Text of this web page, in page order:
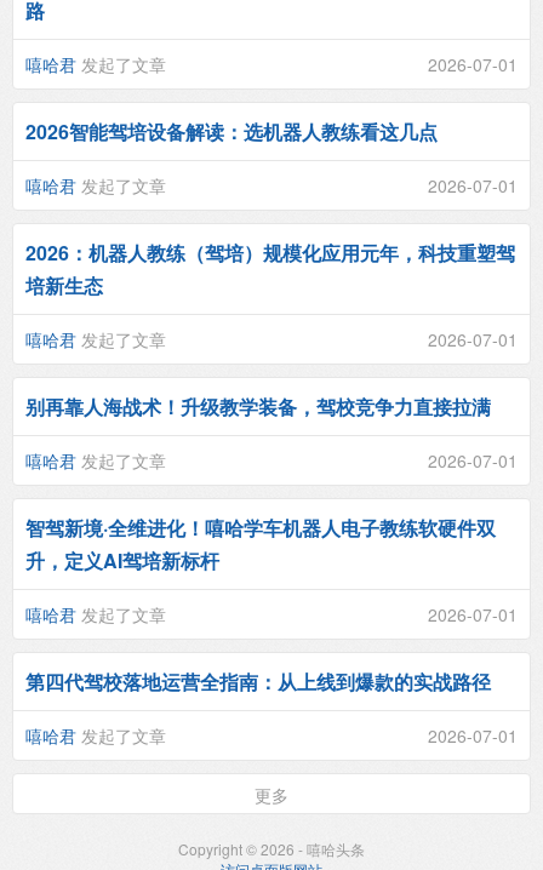
路
嘻哈君 发起了文章 2026-07-01
2026智能驾培设备解读：选机器人教练看这几点
嘻哈君 发起了文章 2026-07-01
2026：机器人教练（驾培）规模化应用元年，科技重塑驾
培新生态
嘻哈君 发起了文章 2026-07-01
别再靠人海战术！升级教学装备，驾校竞争力直接拉满
嘻哈君 发起了文章 2026-07-01
智驾新境·全维进化！嘻哈学车机器人电子教练软硬件双
升，定义AI驾培新标杆
嘻哈君 发起了文章 2026-07-01
第四代驾校落地运营全指南：从上线到爆款的实战路径
嘻哈君 发起了文章 2026-07-01
更多
Copyright © 2026 - 嘻哈头条